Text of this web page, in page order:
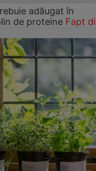
adăugat în
de proteine Fapt